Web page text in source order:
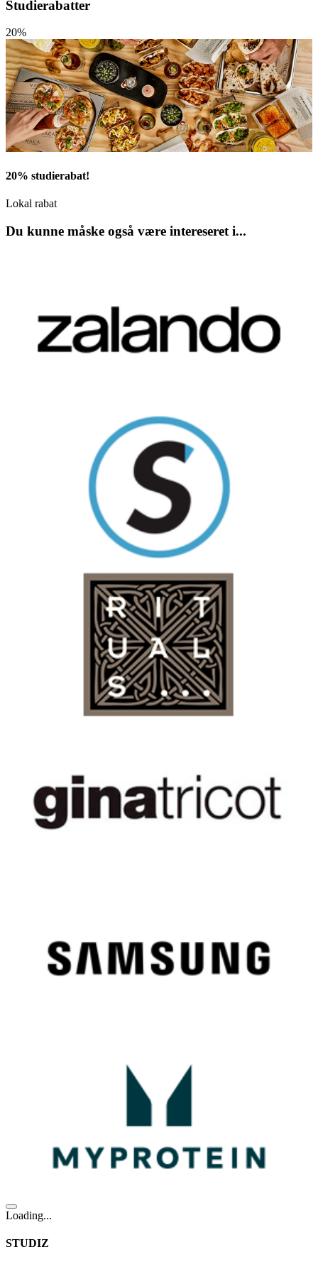
Studierabatter
20%
20% studierabat!
Lokal rabat
Du kunne måske også være intereseret i...
Loading...
STUDIZ